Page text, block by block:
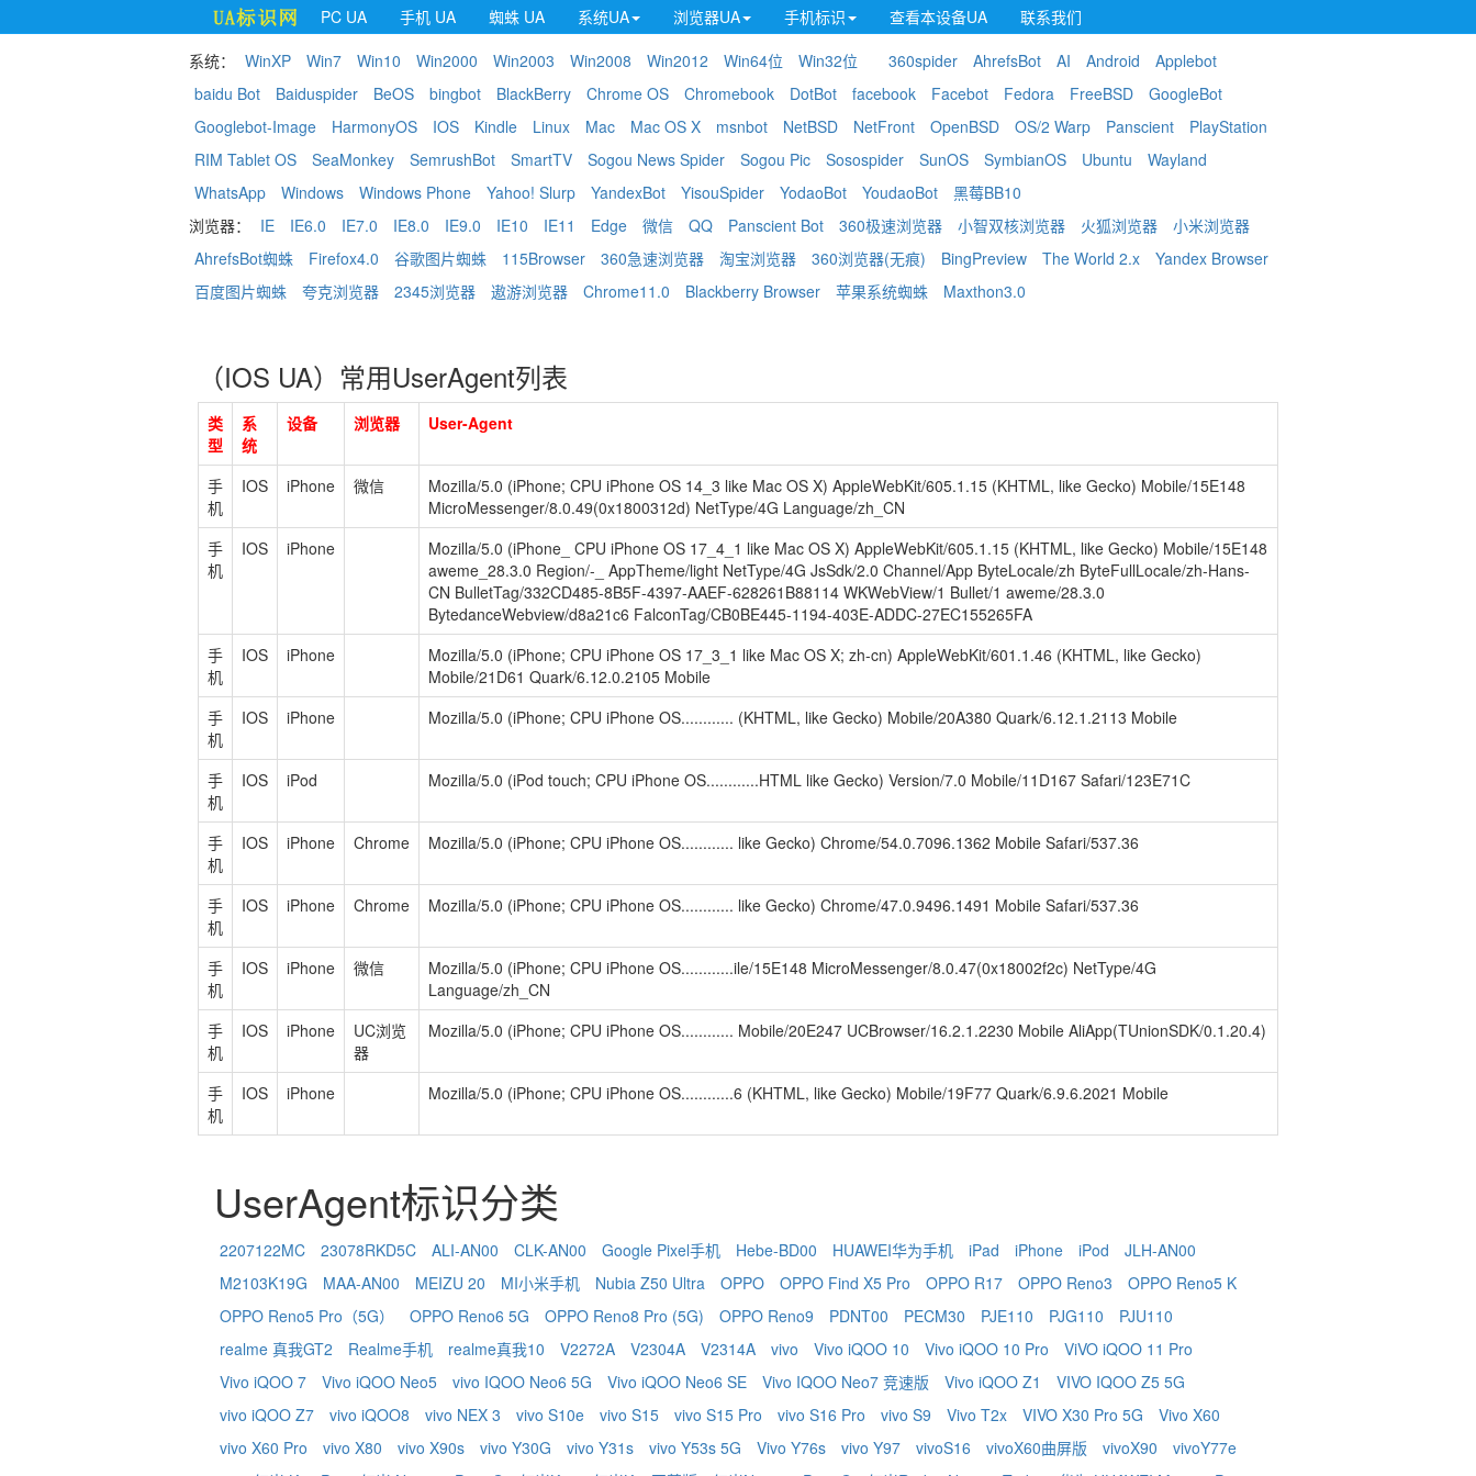
PC UA 手机 UA 蜘蛛 UA 系统UA 浏览器UA 手机标识 查看本设备UA
联系我们
系统：
WinXP Win7 Win10 Win2000 Win2003 Win2008 Win2012 Win64位 Win32位 360spider AhrefsBot AI Android
Applebot
baidu Bot
Baiduspider BeOS bingbot BlackBerry Chrome OS Chromebook DotBot facebook Facebot Fedora FreeBSD
GoogleBot
Googlebot-Image
HarmonyOS IOS Kindle Linux Mac Mac OS X msnbot NetBSD NetFront OpenBSD OS/2 Warp Panscient
PlayStation
RIM Tablet OS
SeaMonkey SemrushBot SmartTV Sogou News Spider Sogou Pic Sosospider SunOS SymbianOS Ubuntu
Wayland
WhatsApp
Windows Windows Phone Yahoo! Slurp YandexBot YisouSpider YodaoBot YoudaoBot
黑莓BB10
浏览器：
IE IE6.0 IE7.0 IE8.0 IE9.0 IE10 IE11 Edge 微信 QQ Panscient Bot 360极速浏览器 小智双核浏览器 火狐浏览器
小米浏览器
AhrefsBot蜘蛛
Firefox4.0 谷歌图片蜘蛛 115Browser 360急速浏览器 淘宝浏览器 360浏览器(无痕) BingPreview The World 2.x
Yandex Browser
百度图片蜘蛛
夸克浏览器 2345浏览器 遨游浏览器 Chrome11.0 Blackberry Browser 苹果系统蜘蛛 Maxthon3.0
（IOS UA）常用UserAgent列表
类
型
系
统
设备 浏览器 User-Agent
手
机
IOS iPhone 微信
Mozilla/5.0 (iPhone; CPU iPhone OS 14_3 like Mac OS X) AppleWebKit/605.1.15 (KHTML, like Gecko) Mobile/15E148
MicroMessenger/8.0.49(0x1800312d) NetType/4G Language/zh_CN
手
机
IOS iPhone
Mozilla/5.0 (iPhone_ CPU iPhone OS 17_4_1 like Mac OS X) AppleWebKit/605.1.15 (KHTML, like Gecko) Mobile/15E148
aweme_28.3.0 Region/-_ AppTheme/light NetType/4G JsSdk/2.0 Channel/App ByteLocale/zh ByteFullLocale/zh-Hans-
CN BulletTag/332CD485-8B5F-4397-AAEF-628261B88114 WKWebView/1 Bullet/1 aweme/28.3.0
BytedanceWebview/d8a21c6 FalconTag/CB0BE445-1194-403E-ADDC-27EC155265FA
手
机
IOS iPhone
Mozilla/5.0 (iPhone; CPU iPhone OS 17_3_1 like Mac OS X; zh-cn) AppleWebKit/601.1.46 (KHTML, like Gecko)
Mobile/21D61 Quark/6.12.0.2105 Mobile
手
机
IOS iPhone Mozilla/5.0 (iPhone; CPU iPhone OS............ (KHTML, like Gecko) Mobile/20A380 Quark/6.12.1.2113 Mobile
手
机
IOS iPod Mozilla/5.0 (iPod touch; CPU iPhone OS............HTML like Gecko) Version/7.0 Mobile/11D167 Safari/123E71C
手
机
IOS iPhone Chrome Mozilla/5.0 (iPhone; CPU iPhone OS............ like Gecko) Chrome/54.0.7096.1362 Mobile Safari/537.36
手
机
IOS iPhone Chrome Mozilla/5.0 (iPhone; CPU iPhone OS............ like Gecko) Chrome/47.0.9496.1491 Mobile Safari/537.36
手
机
IOS iPhone 微信
Mozilla/5.0 (iPhone; CPU iPhone OS............ile/15E148 MicroMessenger/8.0.47(0x18002f2c) NetType/4G
Language/zh_CN
手
机
IOS iPhone
UC浏览
器
Mozilla/5.0 (iPhone; CPU iPhone OS............ Mobile/20E247 UCBrowser/16.2.1.2230 Mobile AliApp(TUnionSDK/0.1.20.4)
手
机
IOS iPhone Mozilla/5.0 (iPhone; CPU iPhone OS............6 (KHTML, like Gecko) Mobile/19F77 Quark/6.9.6.2021 Mobile
UserAgent标识分类
2207122MC 23078RKD5C ALI-AN00 CLK-AN00 Google Pixel手机 Hebe-BD00 HUAWEI华为手机 iPad iPhone iPod
JLH-AN00
M2103K19G
MAA-AN00 MEIZU 20 MI小米手机 Nubia Z50 Ultra OPPO OPPO Find X5 Pro OPPO R17 OPPO Reno3
OPPO Reno5 K
OPPO Reno5 Pro（5G）
OPPO Reno6 5G OPPO Reno8 Pro (5G) OPPO Reno9 PDNT00 PECM30 PJE110 PJG110
PJU110
realme 真我GT2
Realme手机 realme真我10 V2272A V2304A V2314A vivo Vivo iQOO 10 Vivo iQOO 10 Pro
ViVO iQOO 11 Pro
Vivo iQOO 7
Vivo iQOO Neo5 vivo IQOO Neo6 5G Vivo iQOO Neo6 SE Vivo IQOO Neo7 竞速版 Vivo iQOO Z1
VIVO IQOO Z5 5G
vivo iQOO Z7
vivo iQOO8 vivo NEX 3 vivo S10e vivo S15 vivo S15 Pro vivo S16 Pro vivo S9 Vivo T2x VIVO X30 Pro 5G
Vivo X60
vivo X60 Pro
vivo X80 vivo X90s vivo Y30G vivo Y31s vivo Y53s 5G Vivo Y76s vivo Y97 vivoS16 vivoX60曲屏版 vivoX90
vivoY77e